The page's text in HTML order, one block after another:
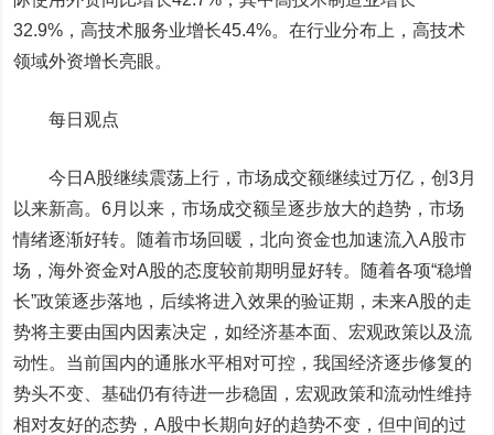
32.9%，高技术服务业增长45.4%。在行业分布上，高技术
领域外资增长亮眼。
每日观点
今日A股继续震荡上行，市场成交额继续过万亿，创3月
以来新高。6月以来，市场成交额呈逐步放大的趋势，市场
情绪逐渐好转。随着市场回暖，北向资金也加速流入A股市
场，海外资金对A股的态度较前期明显好转。随着各项“稳增
长”政策逐步落地，后续将进入效果的验证期，未来A股的走
势将主要由国内因素决定，如经济基本面、宏观政策以及流
动性。当前国内的通胀水平相对可控，我国经济逐步修复的
势头不变、基础仍有待进一步稳固，宏观政策和流动性维持
相对友好的态势，A股中长期向好的趋势不变，但中间的过